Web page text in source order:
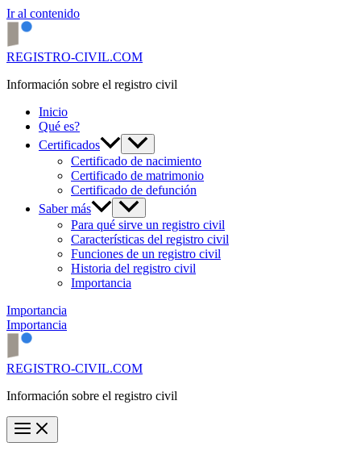
Ir al contenido
REGISTRO-CIVIL.COM
Información sobre el registro civil
Inicio
Qué es?
Certificados
Certificado de nacimiento
Certificado de matrimonio
Certificado de defunción
Saber más
Para qué sirve un registro civil
Características del registro civil
Funciones de un registro civil
Historia del registro civil
Importancia
Importancia
Importancia
REGISTRO-CIVIL.COM
Información sobre el registro civil